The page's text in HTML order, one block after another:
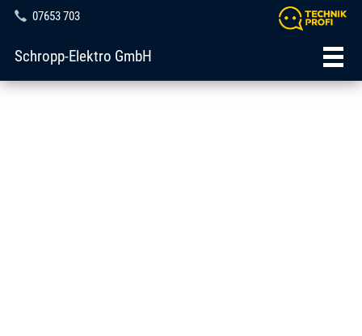
07653 703
Schropp-Elektro GmbH